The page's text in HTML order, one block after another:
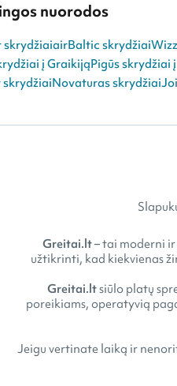
nuorodos
skrydžiaiairBaltic skrydžiai
į GraikijąPigūs skrydžiai
skrydžiaiNovaturas skrydžiai
Greitai.lt– tai moderni
užtikrinti, kad kiekvienas
Greitai.ltsiūlo platų
poreikiams, operatyvią
Jeigu vertinate laiką ir